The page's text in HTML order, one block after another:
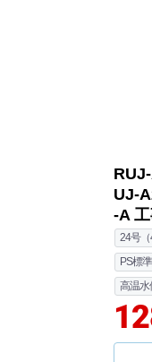
UJ-
-A
24号（
PS標
高温水